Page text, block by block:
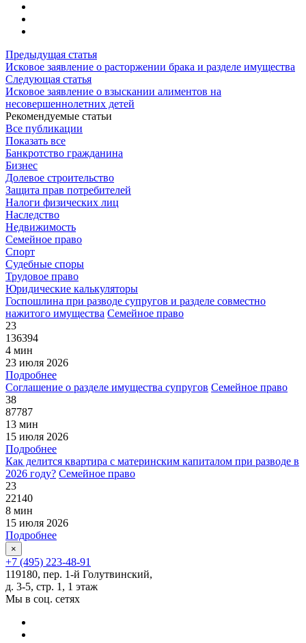
Предыдущая статья
Исковое заявление о расторжении брака и разделе имущества
Следующая статья
Исковое заявление о взыскании алиментов на
несовершеннолетних детей
Рекомендуемые статьи
Все публикации
Показать все
Банкротство гражданина
Бизнес
Долевое строительство
Защита прав потребителей
Налоги физических лиц
Наследство
Недвижимость
Семейное право
Спорт
Судебные споры
Трудовое право
Юридические калькуляторы
Госпошлина при разводе супругов и разделе совместно
нажитого имущества Семейное право
23
136394
4 мин
23 июля 2026
Подробнее
Соглашение о разделе имущества супругов Семейное право
38
87787
13 мин
15 июля 2026
Подробнее
Как делится квартира с материнским капиталом при разводе в
2026 году? Семейное право
23
22140
8 мин
15 июля 2026
Подробнее
×
+7 (495) 223-48-91
119180, пер. 1-й Голутвинский,
д. 3-5, стр. 1, 1 этаж
Мы в соц. сетях